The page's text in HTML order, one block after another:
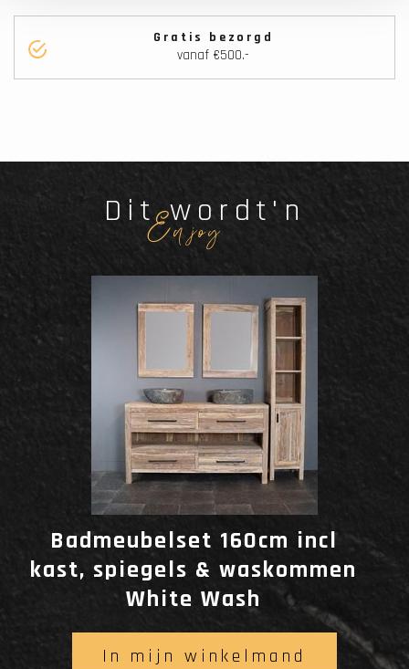
Gratis bezorgd
vanaf €500.-
Dit wordt'n
Enjoy
Badmeubelset 160cm incl
kast, spiegels & waskommen
White Wash
In mijn winkelmand